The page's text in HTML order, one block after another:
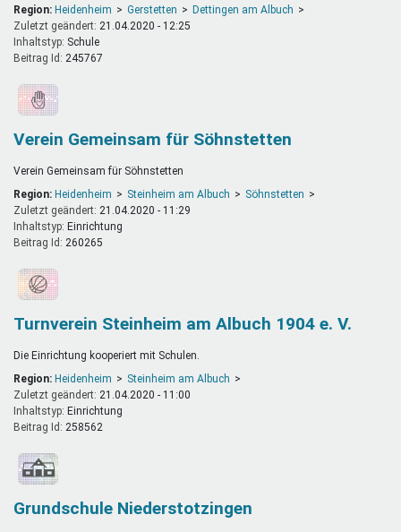
Region: Heidenheim Gerstetten
Dettingen am Albuch
Zuletzt geändert: 21.04.2020 - 12:25
Inhaltstyp:
schule
Beitrag Id: 245767
Verein Gemeinsam für Söhnstetten
Verein Gemeinsam für Söhnstetten
Region: Heidenheim Steinheim am Albuch
Söhnstetten
Zuletzt geändert: 21.04.2020 - 11:29
Inhaltstyp:
einrichtung
Beitrag Id: 260265
Turnverein Steinheim am Albuch 1904 e. V.
Die Einrichtung kooperiert mit Schulen.
Region: Heidenheim
Steinheim am Albuch
Zuletzt geändert: 21.04.2020 - 11:00
Inhaltstyp:
einrichtung
Beitrag Id: 258562
Grundschule Niederstotzingen